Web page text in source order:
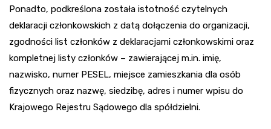
Ponadto, podkreślona została istotność czytelnych
deklaracji członkowskich z datą dołączenia do organizacji,
zgodności list członków z deklaracjami członkowskimi oraz
kompletnej listy członków – zawierającej m.in. imię,
nazwisko, numer PESEL, miejsce zamieszkania dla osób
fizycznych oraz nazwę, siedzibę, adres i numer wpisu do
Krajowego Rejestru Sądowego dla spółdzielni.